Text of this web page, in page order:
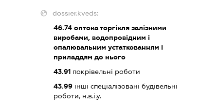
dossier.kveds:
46.74 оптова торгівля залізними
виробами, водопровідним і
опалювальним устаткованням і
приладдям до нього
43.91 покрівельні роботи
43.99 інші спеціалізовані будівельні
роботи, н.в.і.у.